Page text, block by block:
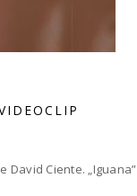
David Ciente. „Iguana”